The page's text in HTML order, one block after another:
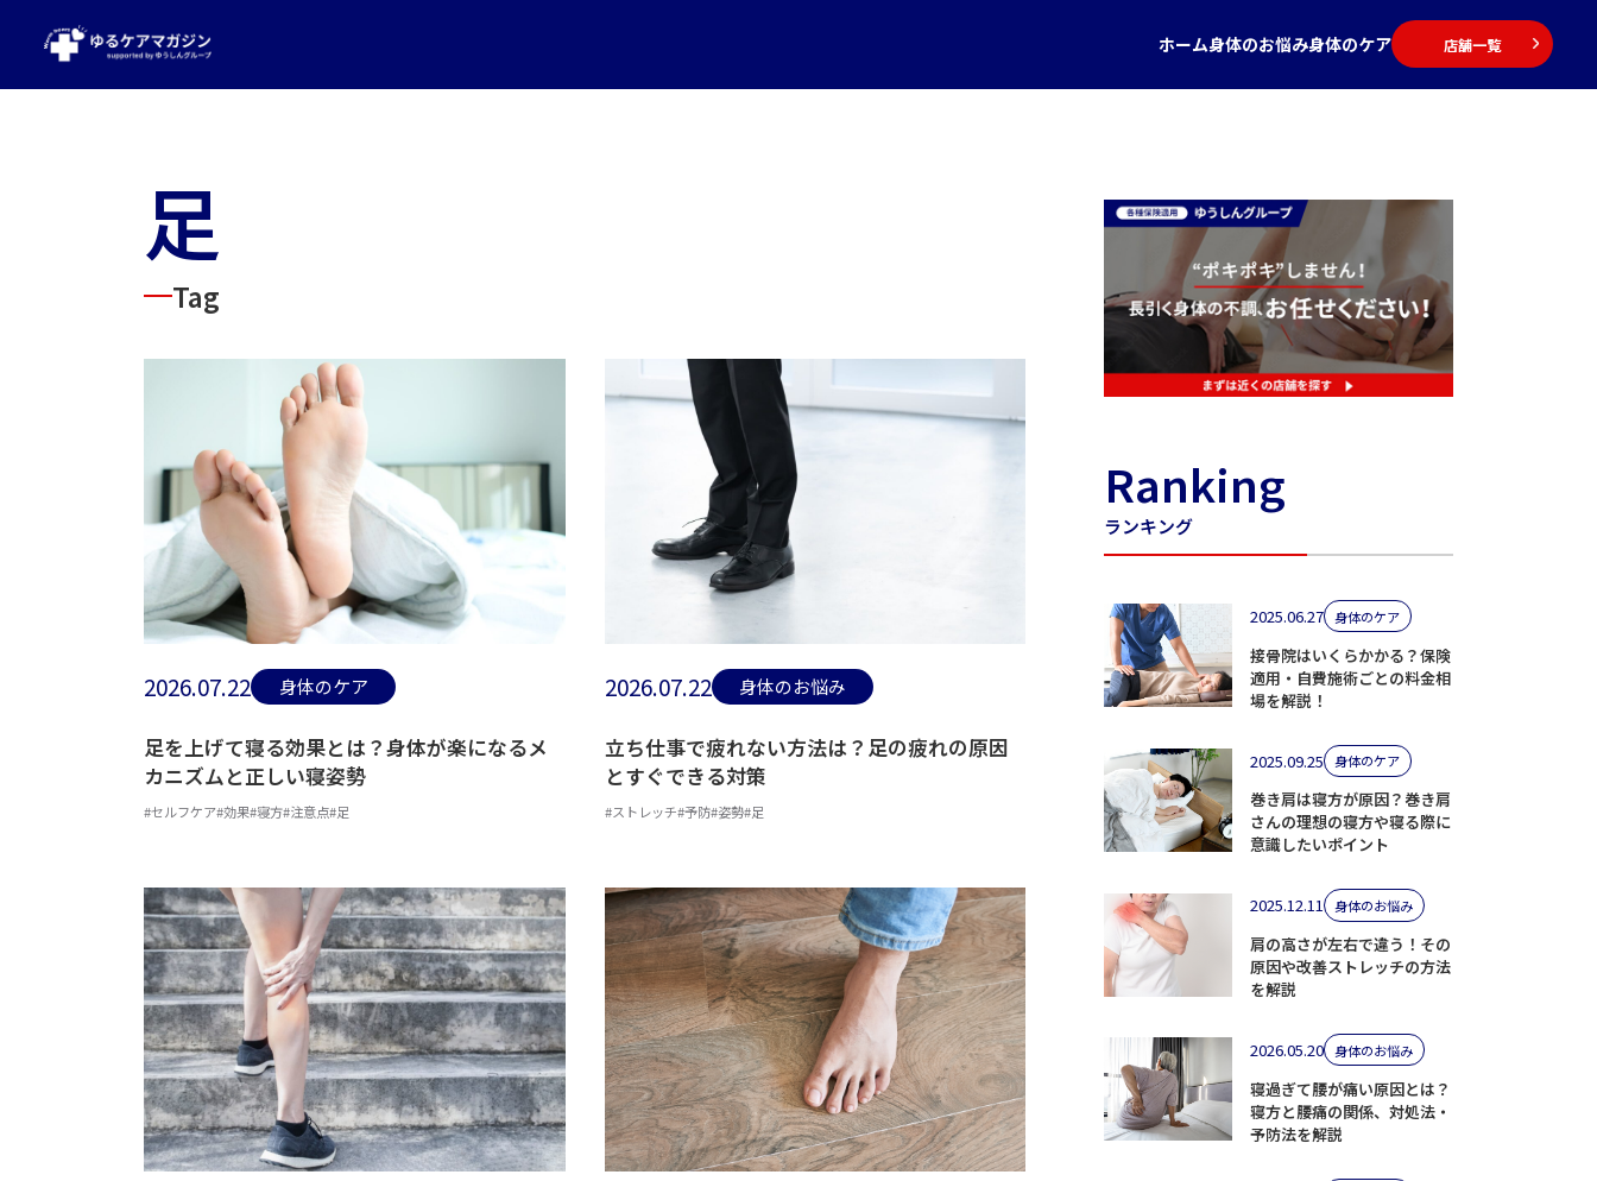
ホーム身体のお悩み身体のケア 店舗一覧
足
Tag
2026.07.22 身体のケア
足を上げて寝る効果とは？身体が楽になるメ
カニズムと正しい寝姿勢
#セルフケア#効果#寝方#注意点#足
2026.07.22 身体のお悩み
立ち仕事で疲れない方法は？足の疲れの原因
とすぐできる対策
#ストレッチ#予防#姿勢#足
Ranking
ランキング
2025.06.27 身体のケア
接骨院はいくらかかる？保険
適用・自費施術ごとの料金相
場を解説！
2025.09.25 身体のケア
巻き肩は寝方が原因？巻き肩
さんの理想の寝方や寝る際に
意識したいポイント
2025.12.11 身体のお悩み
肩の高さが左右で違う！その
原因や改善ストレッチの方法
を解説
2026.05.20 身体のお悩み
寝過ぎて腰が痛い原因とは？
寝方と腰痛の関係、対処法・
予防法を解説